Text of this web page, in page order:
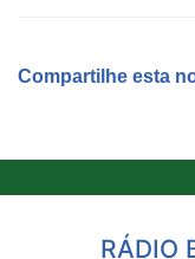
Compartilhe esta
RÁDIO